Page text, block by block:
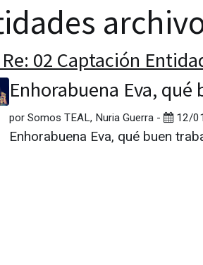
02 Captación
Enhorabuena Eva, qué
por Somos TEAL, Nuria Guerra - 12/
Enhorabuena Eva, qué buen